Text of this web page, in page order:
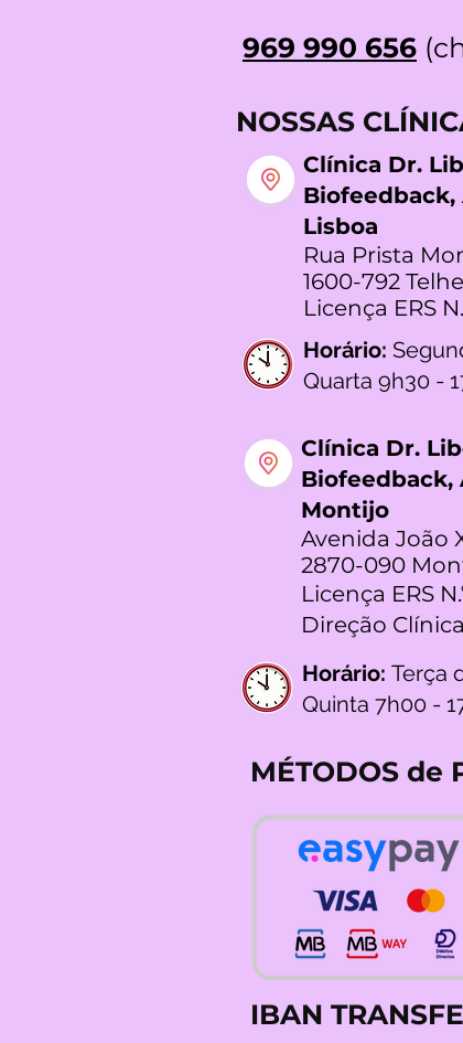
969 990 656
NOSSAS
Clínica Dr.
Lisboa
Rua Prista
1600-792
Licença ERS
Horário:
Quarta 9h30 -
Clínica Dr.
Biofeedback,
Montijo
Avenida João
2870-090
Licença ERS
Direção
Horário: Terça
Quinta 7h00 -
MÉTODOS de
IBAN